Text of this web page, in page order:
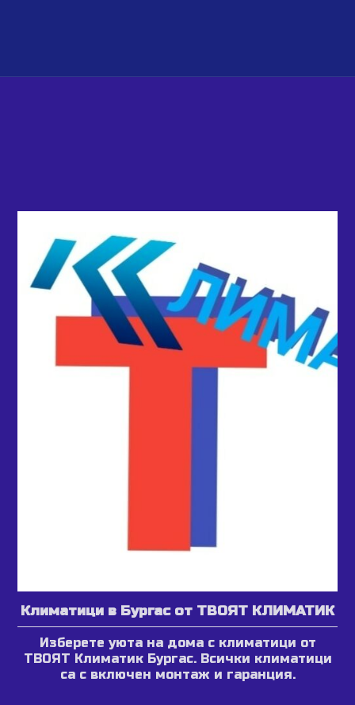
Климатици в Бургас от ТВОЯТ КЛИМАТИК
Изберете уюта на дома с климатици от
ТВОЯТ Климатик Бургас. Всички климатици
са с включен монтаж и гаранция.